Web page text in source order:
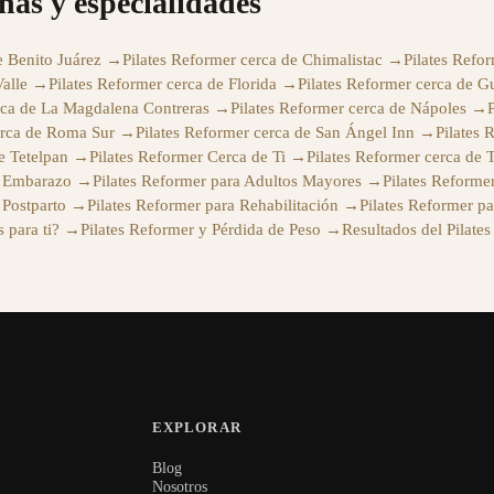
Benito Juárez →Pilates Reformer cerca de Chimalistac →Pilates
→Pilates Reformer cerca de Florida →Pilates Reformer cerca de
de La Magdalena Contreras →Pilates Reformer cerca de Nápoles →
de Roma Sur →Pilates Reformer cerca de San Ángel Inn →Pilates
Tetelpan →Pilates Reformer Cerca de Ti →Pilates Reformer cerca de
→Pilates Reformer para Adultos Mayores →Pilates
→Pilates Reformer para Rehabilitación →Pilates Reformer
para ti? →Pilates Reformer y Pérdida de Peso →Resultados del
EXPLORAR
Blog
Nosotros